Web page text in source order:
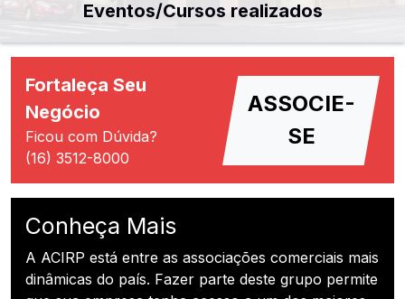
Eventos/Cursos realizados
Fortaleça Seu
Negócio
Ficou com Dúvida?
(16) 3512-8000
ASSOCIE-
SE
Conheça Mais
A ACIRP está entre as associações comerciais mais
dinâmicas do país. Fazer parte deste grupo permite